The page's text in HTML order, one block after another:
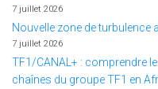
7 juillet 2026
Nouvelle zone de turbulence
7 juillet 2026
TF1/CANAL+ : comprendre
chaînes du groupe TF1 en